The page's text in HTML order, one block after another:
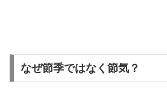
なぜ節季ではなく節気？